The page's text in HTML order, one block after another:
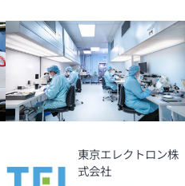
東京エレクトロン株
式会社